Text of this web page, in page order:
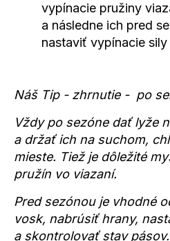
vypínacie pružiny
a následne ich pred
nastaviť vypínacie
Náš Tip - zhrnutie - po
Vždy po sezóne dať lyže
a držať ich na suchom,
mieste. Tiež je dôležité
pružín vo viazaní.
Pred sezónou je vhodné
vosk, nabrúsiť hrany,
a skontrolovať stav pásov.